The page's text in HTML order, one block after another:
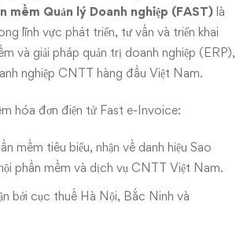
mềm Quản lý Doanh nghiệp (FAST) là
lĩnh vực phát triển, tư vấn và triển khai
và giải pháp quản trị doanh nghiệp (ERP),
nghiệp CNTT hàng đầu Việt Nam.
hóa đơn điện tử Fast e-Invoice:
mềm tiêu biểu, nhận về danh hiệu Sao
phần mềm và dịch vụ CNTT Việt Nam.
bởi cục thuế Hà Nội, Bắc Ninh và